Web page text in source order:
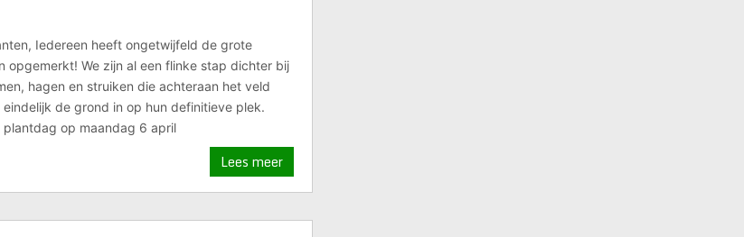
Iedereen heeft ongetwijfeld de grote
opgemerkt! We zijn al een flinke stap dichter bij
hagen en struiken die achteraan het veld
de grond in op hun definitieve plek.
plantdag op maandag 6 april
Lees meer